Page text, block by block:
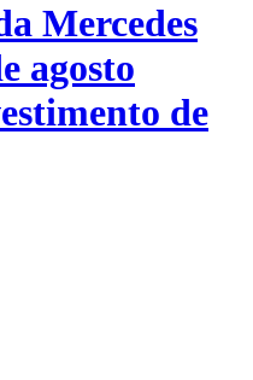
Mercedes
agosto
de